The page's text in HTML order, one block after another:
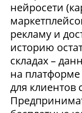
нейросети
рекламу и
историю
складах –
на
для